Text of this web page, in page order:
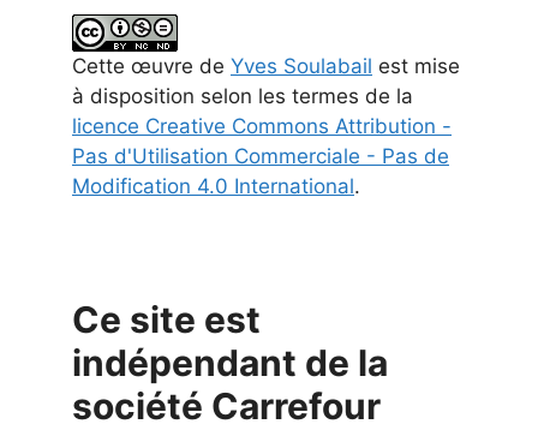
Cette œuvre de Yves Soulabail est mise
à disposition selon les termes de la
licence Creative Commons Attribution -
Pas d'Utilisation Commerciale - Pas de
Modification 4.0 International.
Ce site est
indépendant de la
société Carrefour